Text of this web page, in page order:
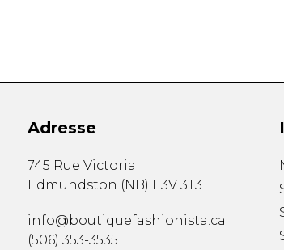
Adresse
745 Rue Victoria
Edmundston (NB) E3V 3T3
info@boutiquefashionista.ca
(506) 353-3535